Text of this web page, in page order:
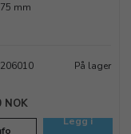
mm
På lager
NOK
Legg i